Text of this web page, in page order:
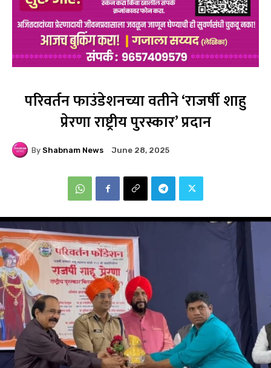
परिवर्तन फाउंडेशनच्या वतीने ‘राजर्षी शाहु
प्रेरणा राष्ट्रीय पुरस्कार’ प्रदान
By Shabnam News June 28, 2025